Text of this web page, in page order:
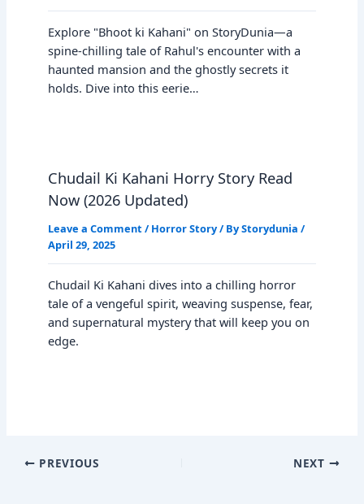
Explore "Bhoot ki Kahani" on StoryDunia—a
spine-chilling tale of Rahul's encounter with a
haunted mansion and the ghostly secrets it
holds. Dive into this eerie…
Chudail Ki Kahani Horry Story Read
Now (2026 Updated)
Leave a Comment / Horror Story/ ByStorydunia /
April 29, 2025
Chudail Ki Kahani dives into a chilling horror
tale of a vengeful spirit, weaving suspense, fear,
and supernatural mystery that will keep you on
edge.
PREVIOUS NEXT